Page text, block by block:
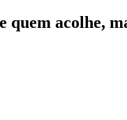
quem acolhe,